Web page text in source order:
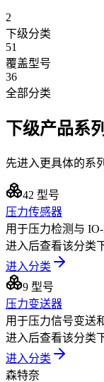
2
下级分类
51
覆盖型号
36
全部分类
下级产品系列
先进入更具体的系
42 型号
压力传感器
用于压力检测与
进入后查看该分类
进入分类
9 型号
压力变送器
用于压力信号变送
进入后查看该分类
进入分类
森特奈